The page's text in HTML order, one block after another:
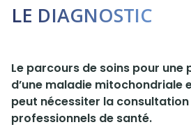
LE DIAGNOSTIC
Le parcours de soins pour
d’une maladie mitochondriale
peut nécessiter la
professionnels de santé.